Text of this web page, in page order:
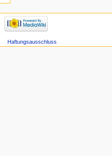
Haftungsausschluss